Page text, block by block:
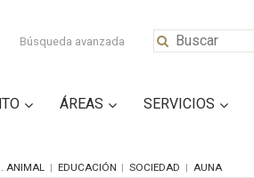
Búsqueda avanzada
ÁREAS SERVICIOS
ANIMAL EDUCACIÓN SOCIEDAD AUNA